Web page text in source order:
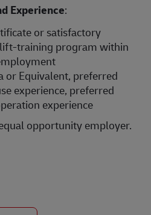
Experience:
or satisfactory
training program within
or Equivalent, preferred
experience, preferred
experience
opportunity employer.